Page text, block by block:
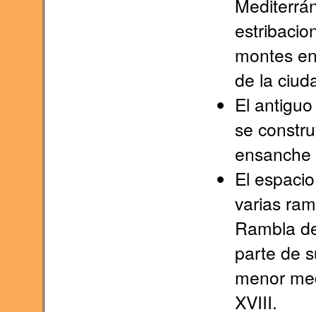
montes
de la
El
se
El
varias
Rambla
parte de
menor
XVIII.